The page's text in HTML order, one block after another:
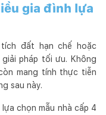
gia đình lựa
đất hạn chế hoặc
pháp tối ưu. Không
mang tính thực tiễn
sau này.
chọn mẫu nhà cấp 4